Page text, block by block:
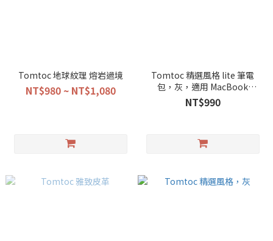
Tomtoc 地球紋理 熔岩過境
NT$980 ~ NT$1,080
Tomtoc 精選風格 lite 筆電
包，灰，適用 MacBook
Pro/Air/Neo 13/14/15/16吋
NT$990